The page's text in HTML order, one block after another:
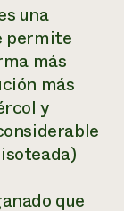
una
permite
más
más
y
que